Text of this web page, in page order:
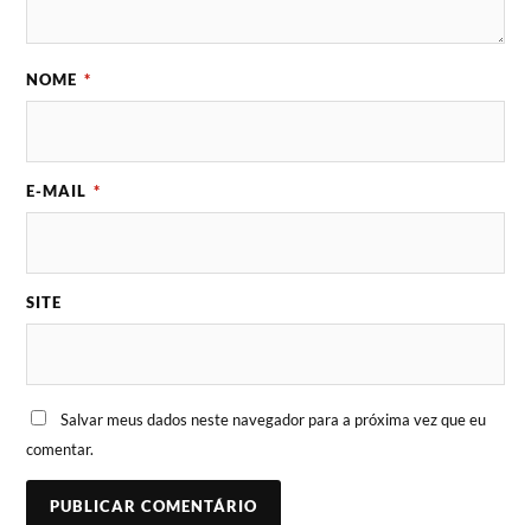
NOME *
E-MAIL *
SITE
Salvar meus dados neste navegador para a próxima vez que eu
comentar.